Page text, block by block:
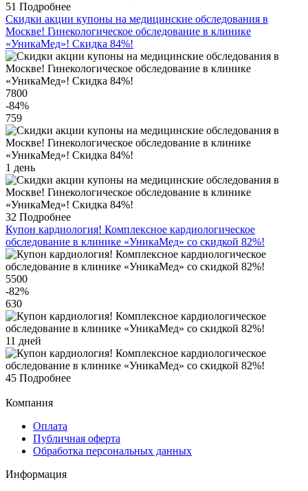
51 Подробнее
Скидки акции купоны на медицинские обследования в
Москве! Гинекологическое обследование в клинике
«УникаМед»! Скидка 84%!
7800
-84%
759
1 день
32 Подробнее
Купон кардиология! Комплексное кардиологическое
обследование в клинике «УникаМед» со скидкой 82%!
5500
-82%
630
11 дней
45 Подробнее
Компания
Оплата
Публичная оферта
Обработка персональных данных
Информация